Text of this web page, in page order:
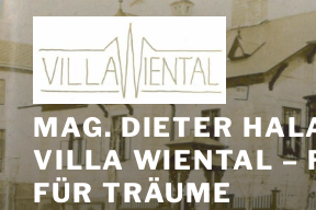
Zum
Inhalt
springen
MAG. DIETER
VILLA WIENTAL –
FÜR TRÄUME